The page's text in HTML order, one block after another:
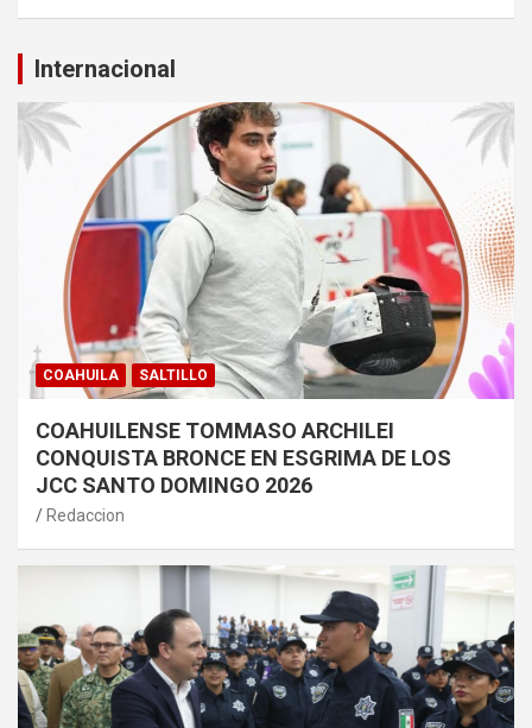
Internacional
COAHUILA SALTILLO
COAHUILENSE TOMMASO ARCHILEI
CONQUISTA BRONCE EN ESGRIMA DE LOS
JCC SANTO DOMINGO 2026
Redaccion